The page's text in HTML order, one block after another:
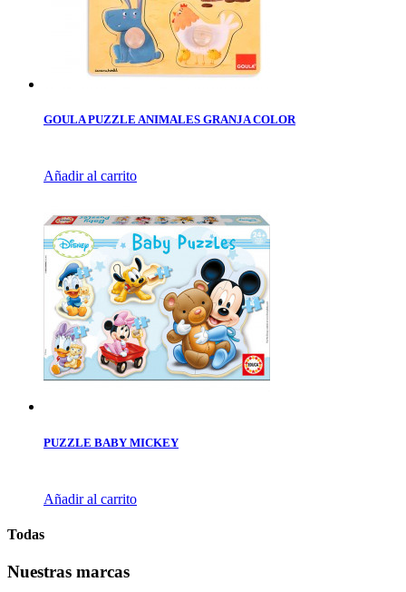
GOULA PUZZLE ANIMALES GRANJA COLOR
Añadir al carrito
PUZZLE BABY MICKEY
Añadir al carrito
Todas
Nuestras marcas